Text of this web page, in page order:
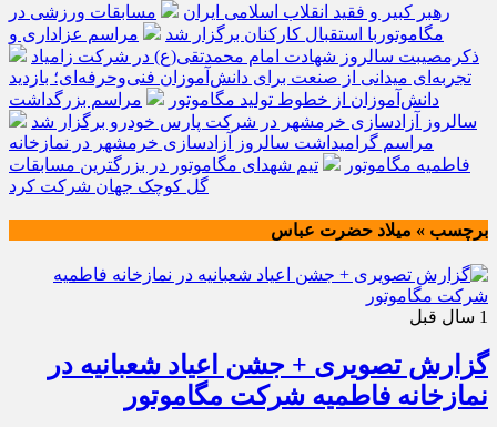
رهبر کبیر و فقید انقلاب اسلامی ایران
مسابقات ورزشی در
مگاموتوربا استقبال کارکنان برگزار شد
مراسم عزاداری و
ذکرمصیبت سالروز شهادت امام محمدتقی(ع) در شرکت زامیاد
تجربه‌ای میدانی از صنعت برای دانش‌آموزان فنی‌وحرفه‌ای؛ بازدید
دانش‌آموزان از خطوط تولید مگاموتور
مراسم بزرگداشت
سالروز آزادسازی خرمشهر در شرکت پارس خودرو برگزار شد
مراسم گرامیداشت سالروز آزادسازی خرمشهر در نمازخانه
فاطمیه مگاموتور
تیم شهدای مگاموتور در بزرگترین مسابقات
گل کوچک جهان شرکت کرد
برچسب » میلاد حضرت عباس
1 سال قبل
گزارش تصویری + جشن اعیاد شعبانیه در
نمازخانه فاطمیه شرکت مگاموتور